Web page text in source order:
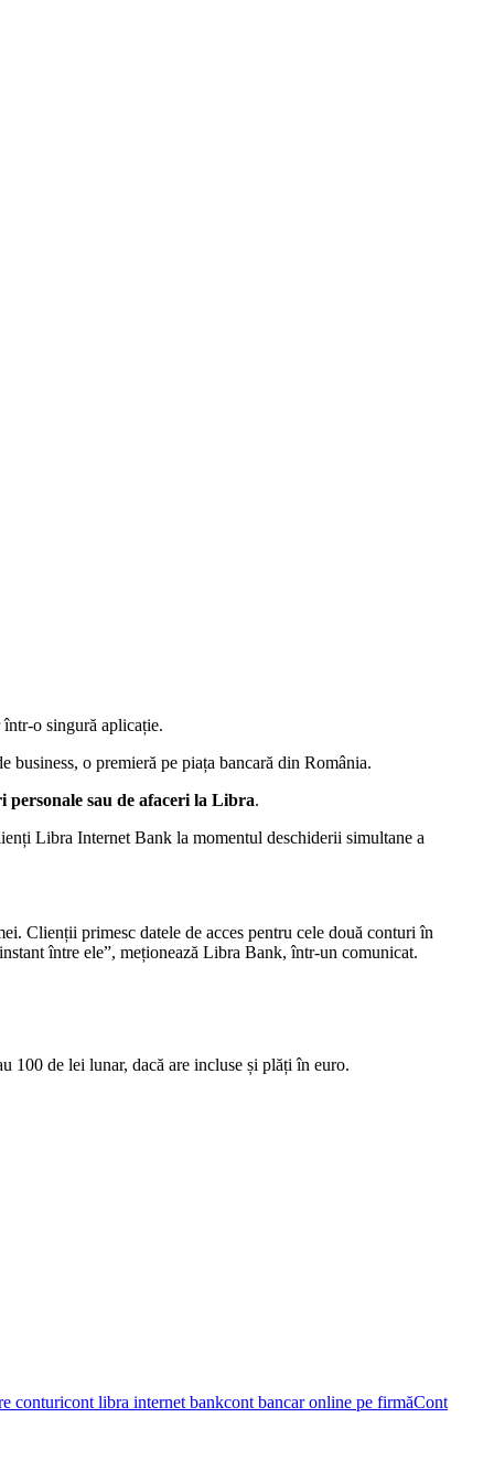
o singură aplicație.
o premieră pe piața bancară din România.
personale sau de afaceri la Libra.
Libra Internet Bank la momentul deschiderii simultane a
Clienții primesc datele de acces pentru cele două conturi în
între ele”, meționează Libra Bank, într-un comunicat.
100 de lei lunar, dacă are incluse și plăți în euro.
conturicont libra internet bankcont bancar online pe firmăCont